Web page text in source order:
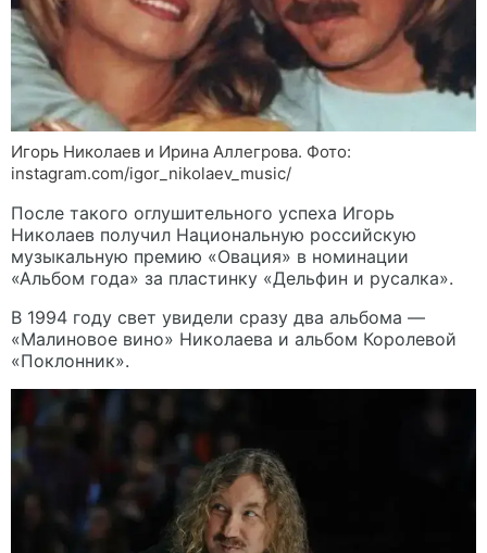
Игорь Николаев и Ирина Аллегрова. Фото:
instagram.com/igor_nikolaev_music/
После такого оглушительного успеха Игорь
Николаев получил Национальную российскую
музыкальную премию «Овация» в номинации
«Альбом года» за пластинку «Дельфин и русалка».
В 1994 году свет увидели сразу два альбома —
«Малиновое вино» Николаева и альбом Королевой
«Поклонник».